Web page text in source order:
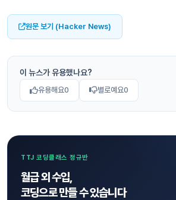
원문 보기 (Hacker News)
이 뉴스가 유용했나요?
유용해요0 별로예요0
TTJ 코딩클래스 정규반
월급 외 수입,
코딩으로 만들 수 있습니다